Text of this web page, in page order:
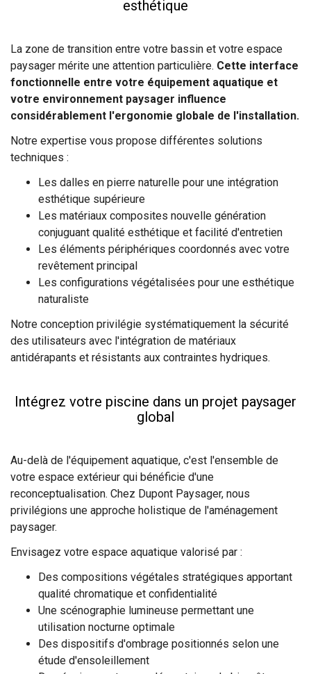
esthétique
La zone de transition entre votre bassin et votre espace
paysager mérite une attention particulière. Cette interface
fonctionnelle entre votre équipement aquatique et
votre environnement paysager influence
considérablement l'ergonomie globale de l'installation.
Notre expertise vous propose différentes solutions
techniques :
Les dalles en pierre naturelle pour une intégration
esthétique supérieure
Les matériaux composites nouvelle génération
conjuguant qualité esthétique et facilité d'entretien
Les éléments périphériques coordonnés avec votre
revêtement principal
Les configurations végétalisées pour une esthétique
naturaliste
Notre conception privilégie systématiquement la sécurité
des utilisateurs avec l'intégration de matériaux
antidérapants et résistants aux contraintes hydriques.
Intégrez votre piscine dans un projet paysager
global
Au-delà de l'équipement aquatique, c'est l'ensemble de
votre espace extérieur qui bénéficie d'une
reconceptualisation. Chez Dupont Paysager, nous
privilégions une approche holistique de l'aménagement
paysager.
Envisagez votre espace aquatique valorisé par :
Des compositions végétales stratégiques apportant
qualité chromatique et confidentialité
Une scénographie lumineuse permettant une
utilisation nocturne optimale
Des dispositifs d'ombrage positionnés selon une
étude d'ensoleillement